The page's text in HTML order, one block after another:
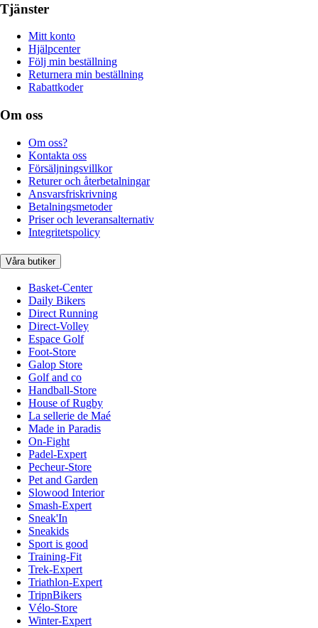
Tjänster
Mitt konto
Hjälpcenter
Följ min beställning
Returnera min beställning
Rabattkoder
Om oss
Om oss?
Kontakta oss
Försäljningsvillkor
Returer och återbetalningar
Ansvarsfriskrivning
Betalningsmetoder
Priser och leveransalternativ
Integritetspolicy
Våra butiker
Basket-Center
Daily Bikers
Direct Running
Direct-Volley
Espace Golf
Foot-Store
Galop Store
Golf and co
Handball-Store
House of Rugby
La sellerie de Maé
Made in Paradis
On-Fight
Padel-Expert
Pecheur-Store
Pet and Garden
Slowood Interior
Smash-Expert
Sneak'In
Sneakids
Sport is good
Training-Fit
Trek-Expert
Triathlon-Expert
TripnBikers
Vélo-Store
Winter-Expert